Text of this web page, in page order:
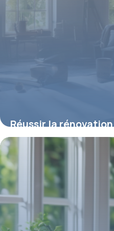
Réussir la
clés et conseils
8 mai 2026